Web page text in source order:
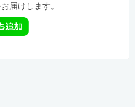
届けします。